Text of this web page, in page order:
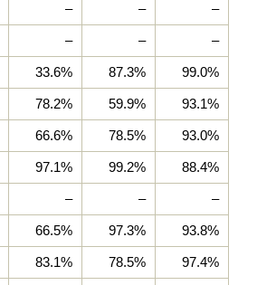
– – –
– – –
33.6% 87.3% 99.0%
78.2% 59.9% 93.1%
66.6% 78.5% 93.0%
97.1% 99.2% 88.4%
– – –
66.5% 97.3% 93.8%
83.1% 78.5% 97.4%